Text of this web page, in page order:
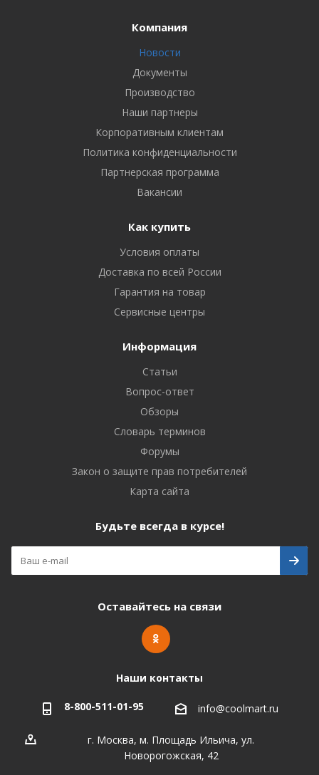
Компания
Новости
Документы
Производство
Наши партнеры
Корпоративным клиентам
Политика конфиденциальности
Партнерская программа
Вакансии
Как купить
Условия оплаты
Доставка по всей России
Гарантия на товар
Сервисные центры
Информация
Статьи
Вопрос-ответ
Обзоры
Словарь терминов
Форумы
Закон о защите прав потребителей
Карта сайта
Будьте всегда в курсе!
Оставайтесь на связи
Наши контакты
8-800-511-01-95 info@coolmart.ru
г. Москва, м. Площадь Ильича, ул.
Новорогожская, 42